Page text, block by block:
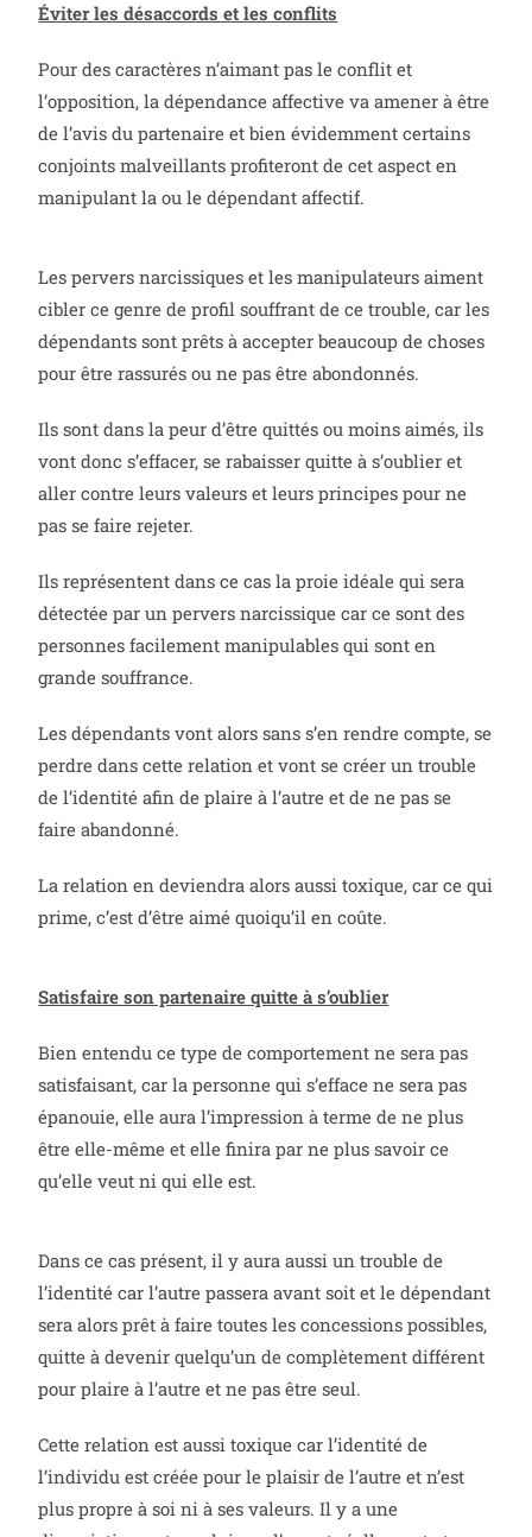
Éviter les désaccords et les conflits
Pour des caractères n’aimant pas le conflit et
l’opposition, la dépendance affective va amener à être
de l’avis du partenaire et bien évidemment certains
conjoints malveillants profiteront de cet aspect en
manipulant la ou le dépendant affectif.
Les pervers narcissiques et les manipulateurs aiment
cibler ce genre de profil souffrant de ce trouble, car les
dépendants sont prêts à accepter beaucoup de choses
pour être rassurés ou ne pas être abondonnés.
Ils sont dans la peur d’être quittés ou moins aimés, ils
vont donc s’effacer, se rabaisser quitte à s’oublier et
aller contre leurs valeurs et leurs principes pour ne
pas se faire rejeter.
Ils représentent dans ce cas la proie idéale qui sera
détectée par un pervers narcissique car ce sont des
personnes facilement manipulables qui sont en
grande souffrance.
Les dépendants vont alors sans s’en rendre compte, se
perdre dans cette relation et vont se créer un trouble
de l’identité afin de plaire à l’autre et de ne pas se
faire abandonné.
La relation en deviendra alors aussi toxique, car ce qui
prime, c’est d’être aimé quoiqu’il en coûte.
Satisfaire son partenaire quitte à s’oublier
Bien entendu ce type de comportement ne sera pas
satisfaisant, car la personne qui s’efface ne sera pas
épanouie, elle aura l’impression à terme de ne plus
être elle-même et elle finira par ne plus savoir ce
qu’elle veut ni qui elle est.
Dans ce cas présent, il y aura aussi un trouble de
l’identité car l’autre passera avant soit et le dépendant
sera alors prêt à faire toutes les concessions possibles,
quitte à devenir quelqu’un de complètement différent
pour plaire à l’autre et ne pas être seul.
Cette relation est aussi toxique car l’identité de
l’individu est créée pour le plaisir de l’autre et n’est
plus propre à soi ni à ses valeurs. Il y a une